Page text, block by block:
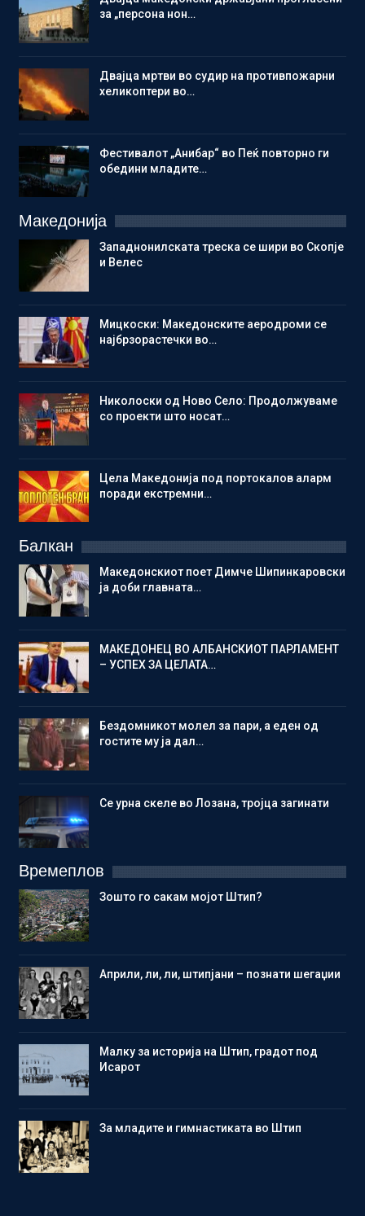
за „персона нон…
Двајца мртви во судир на противпожарни
хеликоптери во…
Фестивалот „Анибар“ во Пеќ повторно ги
обедини младите…
Македонија
Западнонилската треска се шири во Скопје
и Велес
Мицкоски: Македонските аеродроми се
најбрзорастечки во…
Николоски од Ново Село: Продолжуваме
со проекти што носат…
Цела Македонија под портокалов аларм
поради екстремни…
Балкан
Македонскиот поет Димче Шипинкаровски
ја доби главната…
МАКЕДОНЕЦ ВО АЛБАНСКИОТ ПАРЛАМЕНТ
– УСПЕХ ЗА ЦЕЛАТА…
Бездомникот молел за пари, а еден од
гостите му ја дал…
Се урна скеле во Лозана, тројца загинати
Времеплов
Зошто го сакам мојот Штип?
Aприли, ли, ли, штипјани – познати шегаџии
Малку за историја на Штип, градот под
Исарот
Зa младите и гимнастиката во Штип